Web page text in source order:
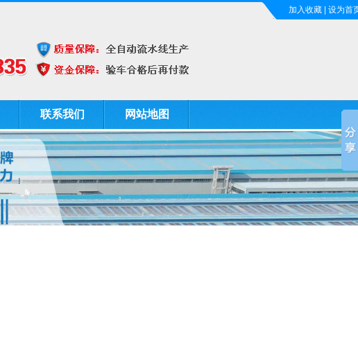
加入收藏 设为首
联系我们 网站地图